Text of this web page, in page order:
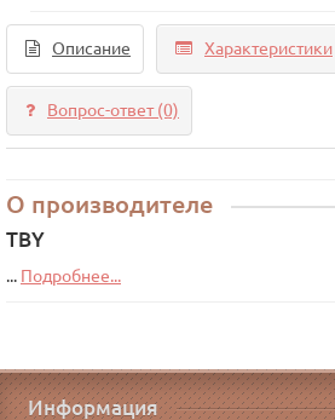
Описание Характеристики
Вопрос-ответ(0)
О производителе
TBY
... Подробнее...
Информация